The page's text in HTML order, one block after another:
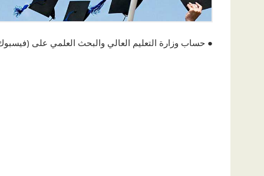
● حساب وزارة التعليم العالي والبحث العلمي على